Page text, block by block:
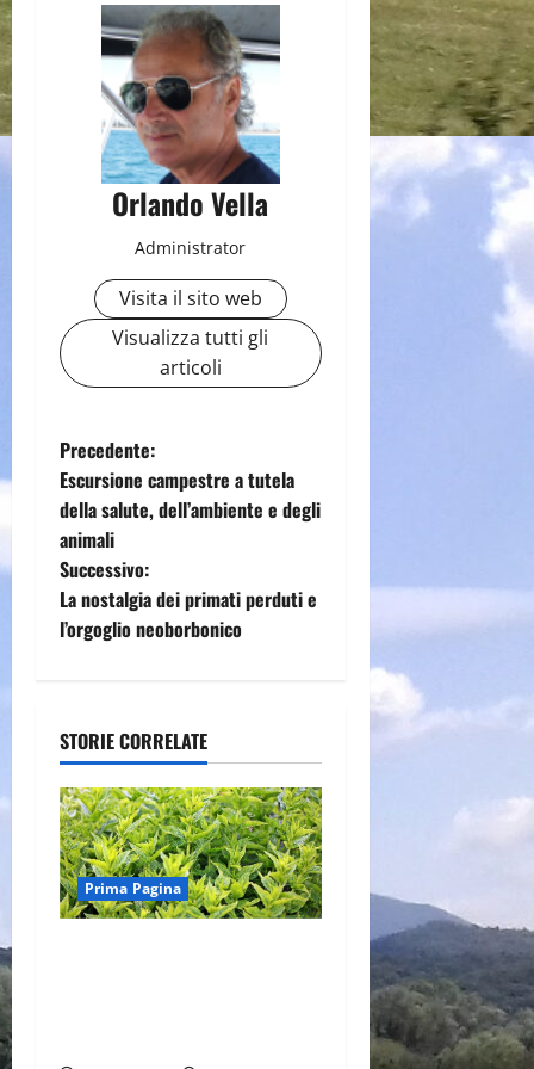
Orlando Vella
Administrator
Visita il sito web
Visualizza tutti gli
articoli
N
a
v
i
z
i
o
n
Precedente:
Escursione campestre a tutela
della salute, dell’ambiente e degli
animali
Successivo:
La nostalgia dei primati perduti e
l’orgoglio neoborbonico
STORIE CORRELATE
Prima Pagina